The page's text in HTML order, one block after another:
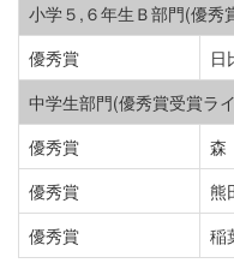
小学５,６年生Ｂ部門(優秀
優秀賞
中学生部門(優秀賞受賞ラ
優秀賞
優秀賞
熊
優秀賞
稲